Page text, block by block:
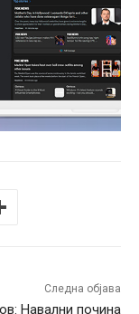
Следна објава
Навални почина